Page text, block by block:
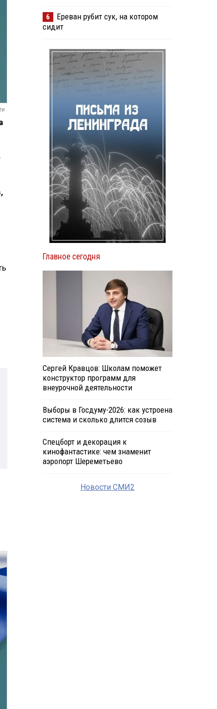
6
Ереван рубит сук, на котором
сидит
Главное сегодня
Сергей Кравцов: Школам поможет
конструктор программ для
внеурочной деятельности
Выборы в Госдуму-2026: как устроена
система и сколько длится созыв
Спецборт и декорация к
кинофантастике: чем знаменит
аэропорт Шереметьево
Новости СМИ2